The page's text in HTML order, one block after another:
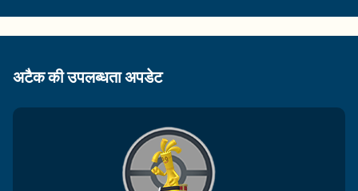
अटैक की उपलब्धता अपडेट